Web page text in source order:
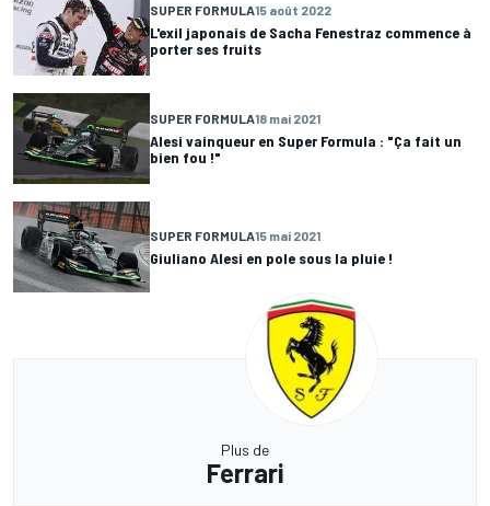
SUPER FORMULA15 août 2022
L'exil japonais de Sacha Fenestraz commence à
porter ses fruits
SUPER FORMULA18 mai 2021
Alesi vainqueur en Super Formula : "Ça fait un
bien fou !"
SUPER FORMULA15 mai 2021
Giuliano Alesi en pole sous la pluie !
Plus de
Ferrari